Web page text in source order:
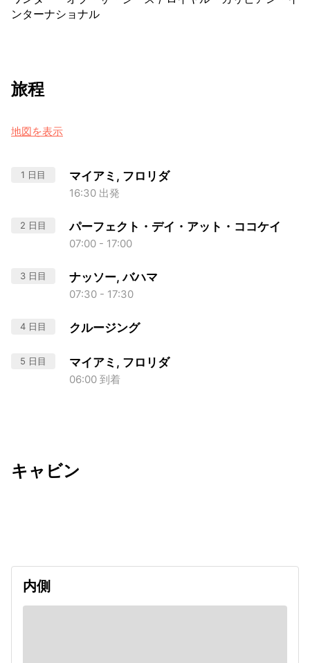
ンターナショナル
旅程
地図を表示
1 日目 マイアミ, フロリダ
16:30 出発
2 日目 パーフェクト・デイ・アット・ココケイ
07:00 - 17:00
3 日目 ナッソー, バハマ
07:30 - 17:30
4 日目 クルージング
5 日目 マイアミ, フロリダ
06:00 到着
キャビン
内側